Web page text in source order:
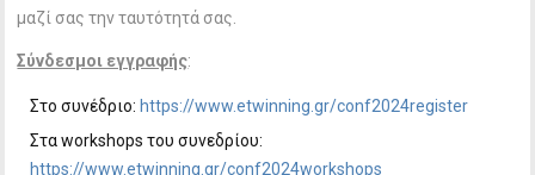
μαζί σας την ταυτότητά σας.
Σύνδεσμοι εγγραφής:
Στο συνέδριο:https://www.etwinning.gr/conf2024register
Στα workshops του συνεδρίου:
https://www.etwinning.gr/conf2024workshops